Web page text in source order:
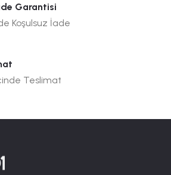
Garantisi
Koşulsuz İade
Teslimat